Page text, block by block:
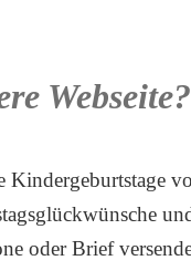
Webseite?
oder Brief